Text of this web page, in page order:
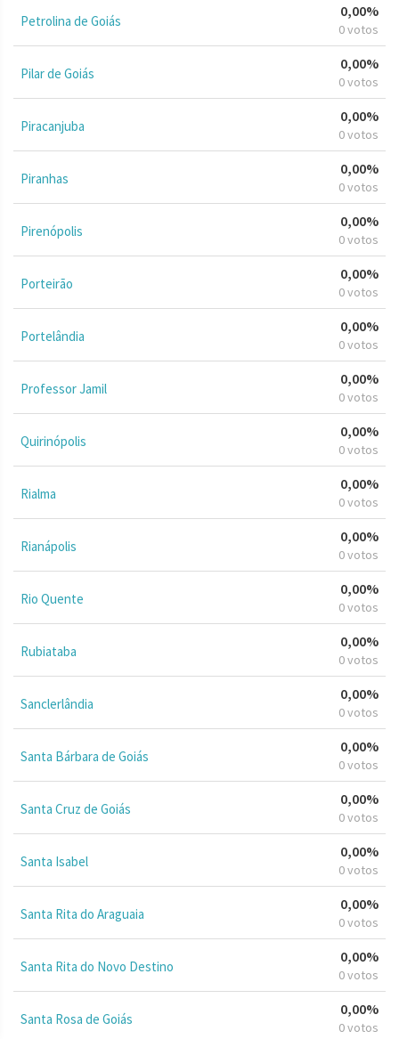
Petrolina de Goiás
0,00%
0 votos
Pilar de Goiás
0,00%
0 votos
Piracanjuba
0,00%
0 votos
Piranhas
0,00%
0 votos
Pirenópolis
0,00%
0 votos
Porteirão
0,00%
0 votos
Portelândia
0,00%
0 votos
Professor Jamil
0,00%
0 votos
Quirinópolis
0,00%
0 votos
Rialma
0,00%
0 votos
Rianápolis
0,00%
0 votos
Rio Quente
0,00%
0 votos
Rubiataba
0,00%
0 votos
Sanclerlândia
0,00%
0 votos
Santa Bárbara de Goiás
0,00%
0 votos
Santa Cruz de Goiás
0,00%
0 votos
Santa Isabel
0,00%
0 votos
Santa Rita do Araguaia
0,00%
0 votos
Santa Rita do Novo Destino
0,00%
0 votos
Santa Rosa de Goiás
0,00%
0 votos